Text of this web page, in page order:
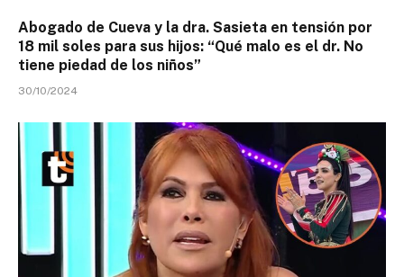
Abogado de Cueva y la dra. Sasieta en tensión por
18 mil soles para sus hijos: “Qué malo es el dr. No
tiene piedad de los niños”
30/10/2024